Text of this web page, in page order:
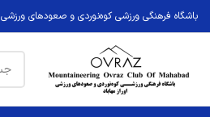
باشگاه فرهنگی ورزشی کوه‌نوردی و صعودهای ورزشی